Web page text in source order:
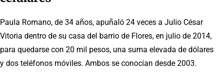
Paula Romano, de 34 años, apuñaló 24 veces a Julio César
Vitoria dentro de su casa del barrio de Flores, en julio de 2014,
para quedarse con 20 mil pesos, una suma elevada de dólares
y dos teléfonos móviles. Ambos se conocían desde 2003.